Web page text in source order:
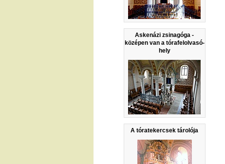
Askenázi zsinagóga -
középen van a tórafelolvasó-
hely
A tóratekercsek tárolója